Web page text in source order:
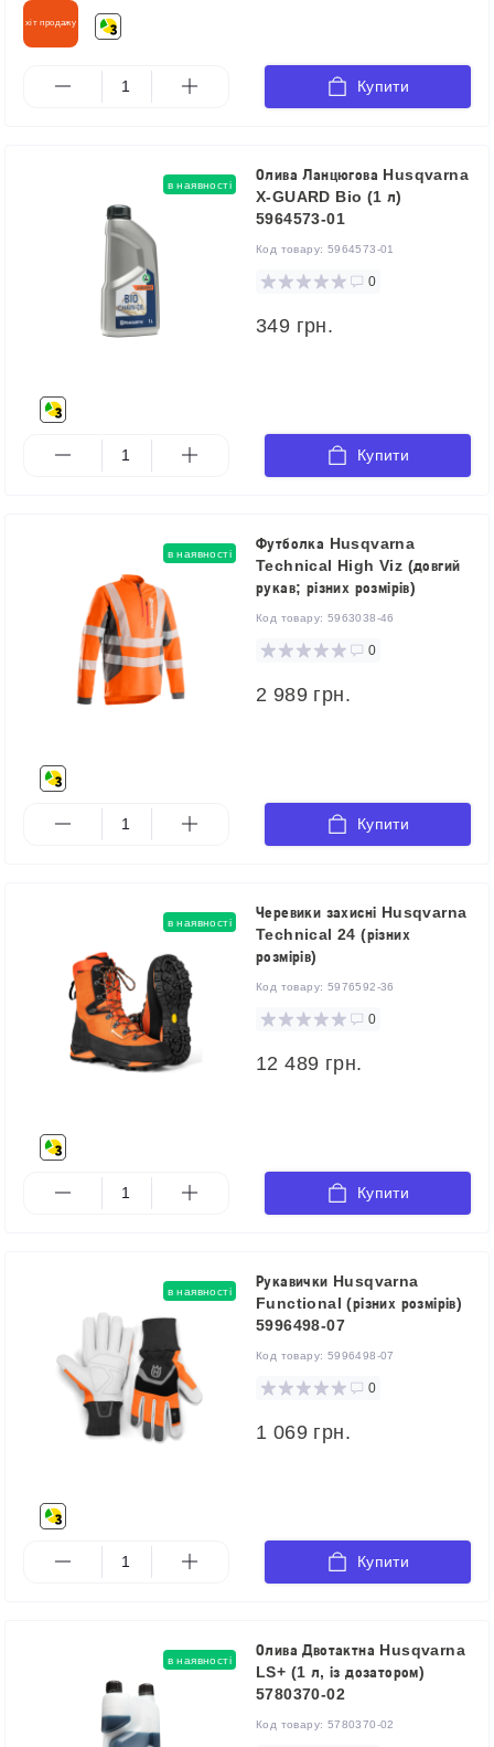
хіт продажу
Купити
в наявності
Олива Ланцюгова Husqvarna
X-GUARD Bio (1 л)
5964573-01
Код товару: 5964573-01
0
349 грн.
Купити
в наявності
Футболка Husqvarna
Technical High Viz (довгий
рукав; різних розмірів)
Код товару: 5963038-46
0
2 989 грн.
Купити
в наявності
Черевики захисні Husqvarna
Technical 24 (різних
розмірів)
Код товару: 5976592-36
0
12 489 грн.
Купити
в наявності
Рукавички Husqvarna
Functional (різних розмірів)
5996498-07
Код товару: 5996498-07
0
1 069 грн.
Купити
в наявності
Олива Двотактна Husqvarna
LS+ (1 л, із дозатором)
5780370-02
Код товару: 5780370-02